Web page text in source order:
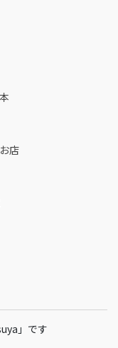
店
」です